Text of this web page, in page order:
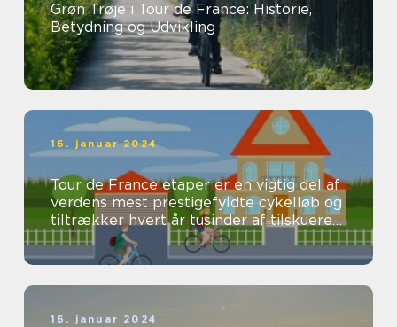
Grøn Trøje i Tour de France: Historie,
Betydning og Udvikling
16. januar 2024
Tour de France etaper er en vigtig del af
verdens mest prestigefyldte cykelløb og
tiltrækker hvert år tusinder af tilskuere
og seere fra hele verden...
16. januar 2024